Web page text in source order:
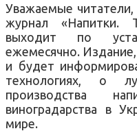
Уважаемые читатели,
журнал «Напитки.
выходит по
ежемесячно.
и будет
технологиях, о
производства
виноградарства в
мире.